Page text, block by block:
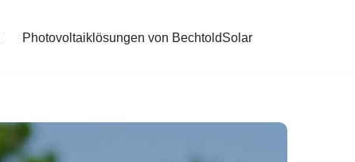
Photovoltaiklösungen von BechtoldSolar